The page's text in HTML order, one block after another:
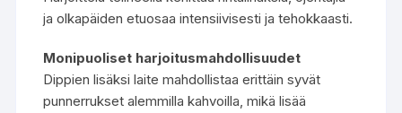
ja olkapäiden etuosaa intensiivisesti ja tehokkaasti.
Monipuoliset harjoitusmahdollisuudet
Dippien lisäksi laite mahdollistaa erittäin syvät
punnerrukset alemmilla kahvoilla, mikä lisää